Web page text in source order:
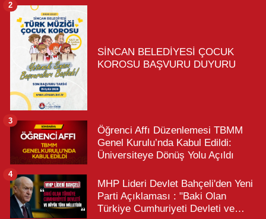
SİNCAN BELEDİYESİ ÇOCUK
KOROSU BAŞVURU DUYURU
2
Öğrenci Affı Düzenlemesi TBMM
Genel Kurulu’nda Kabul Edildi:
Üniversiteye Dönüş Yolu Açıldı
3
MHP Lideri Devlet Bahçeli'den Yeni
Parti Açıklaması : "Baki Olan
Türkiye Cumhuriyeti Devleti ve
4